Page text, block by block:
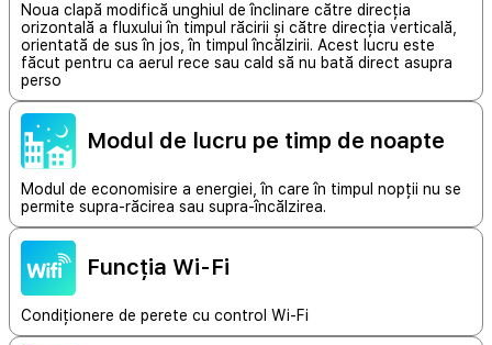
Noua clapă modifică unghiul de înclinare către direcția
orizontală a fluxului în timpul răcirii și către direcția verticală,
orientată de sus în jos, în timpul încălzirii. Acest lucru este
făcut pentru ca aerul rece sau cald să nu bată direct asupra
perso
Modul de lucru pe timp de noapte
Modul de economisire a energiei, în care în timpul nopții nu se
permite supra-răcirea sau supra-încălzirea.
Funcția Wi-Fi
Condiționere de perete cu control Wi-Fi